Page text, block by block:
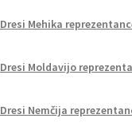
Dresi Mehika
Dresi Moldavijo
Dresi Nemčija